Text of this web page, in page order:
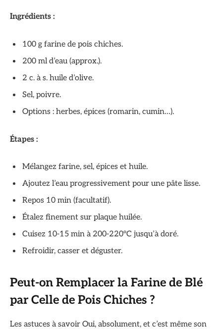
Ingrédients :
100 g farine de pois chiches.
200 ml d’eau (approx.).
2 c. à s. huile d’olive.
Sel, poivre.
Options : herbes, épices (romarin, cumin…).
Étapes :
Mélangez farine, sel, épices et huile.
Ajoutez l’eau progressivement pour une pâte lisse.
Repos 10 min (facultatif).
Étalez finement sur plaque huilée.
Cuisez 10-15 min à 200-220°C jusqu’à doré.
Refroidir, casser et déguster.
Peut-on Remplacer la Farine de Blé
par Celle de Pois Chiches ?
Les astuces à savoir Oui, absolument, et c’est même son